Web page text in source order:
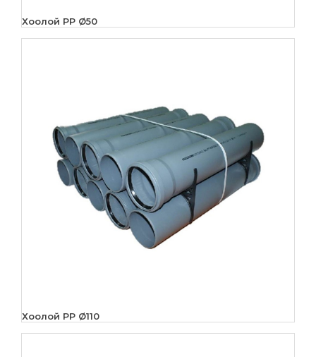
Хоолой PP Ø50
Хоолой PP Ø110